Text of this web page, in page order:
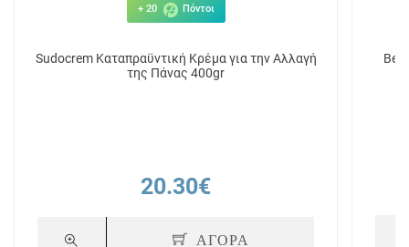
+ 20 Πόντοι
Sudocrem Καταπραϋντική Κρέμα για την Αλλαγή
της Πάνας 400gr
20.30€
ΑΓΟΡΑ